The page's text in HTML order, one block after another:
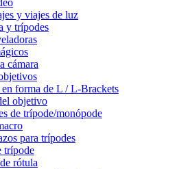
y viajes de luz
y trípodes
cámara
en forma de L / L-Brackets
objetivo
de trípode/monópode
para trípodes
trípode
rótula